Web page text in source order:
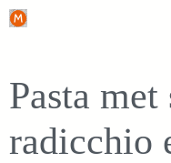
Ga
inhoud
Pasta met
radicchio